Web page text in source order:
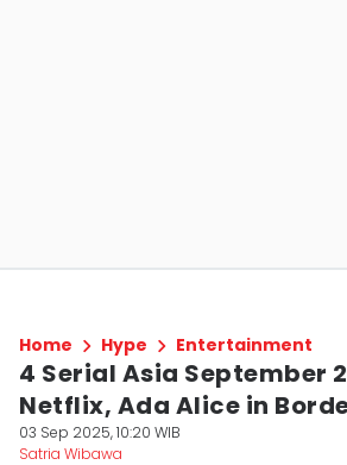
Home Hype Entertainment
4 Serial Asia September
Netflix, Ada Alice in
03 Sep 2025, 10:20 WIB
Satria Wibawa